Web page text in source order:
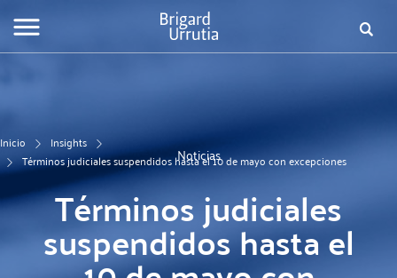
de
Inicio
Insights
Términos judiciales suspendidos hasta el 10 de mayo con excepciones
Noticias
Términos judiciales
suspendidos hasta el